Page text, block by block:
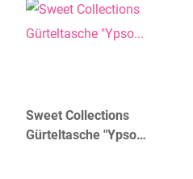
Sweet Collections
Gürteltasche "Ypso